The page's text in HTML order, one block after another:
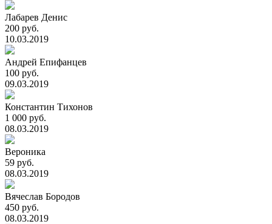
Лабарев Денис
200 руб.
10.03.2019
Андрей Епифанцев
100 руб.
09.03.2019
Константин Тихонов
1 000 руб.
08.03.2019
Вероника
59 руб.
08.03.2019
Вячеслав Бородов
450 руб.
08.03.2019